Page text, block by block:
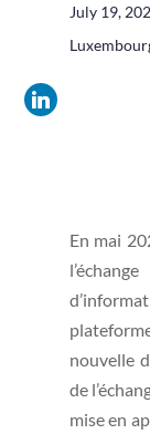
July 19,
En mai
nouvelle
de
mise en